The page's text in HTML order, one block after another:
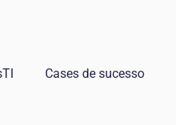
Cases de sucesso